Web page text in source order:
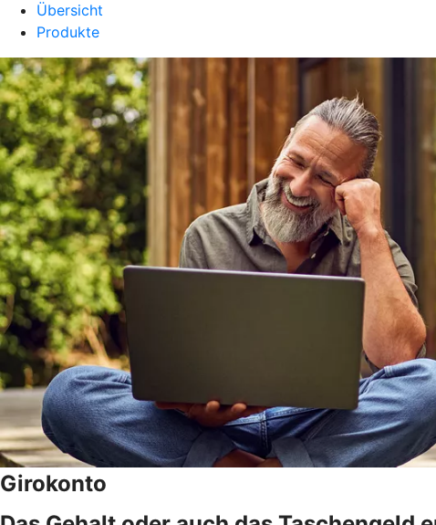
Übersicht
Produkte
Girokonto